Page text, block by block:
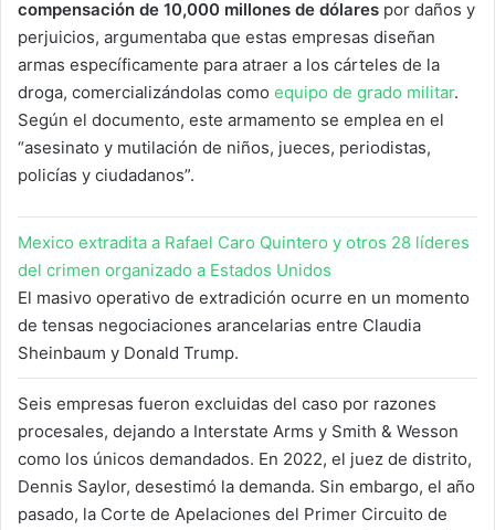
compensación de 10,000 millones de dólares por daños y
perjuicios, argumentaba que estas empresas diseñan
armas específicamente para atraer a los cárteles de la
droga, comercializándolas como equipo de grado militar.
Según el documento, este armamento se emplea en el
“asesinato y mutilación de niños, jueces, periodistas,
policías y ciudadanos”.
Mexico extradita a Rafael Caro Quintero y otros 28 líderes
del crimen organizado a Estados Unidos
El masivo operativo de extradición ocurre en un momento
de tensas negociaciones arancelarias entre Claudia
Sheinbaum y Donald Trump.
Seis empresas fueron excluidas del caso por razones
procesales, dejando a Interstate Arms y Smith & Wesson
como los únicos demandados. En 2022, el juez de distrito,
Dennis Saylor, desestimó la demanda. Sin embargo, el año
pasado, la Corte de Apelaciones del Primer Circuito de